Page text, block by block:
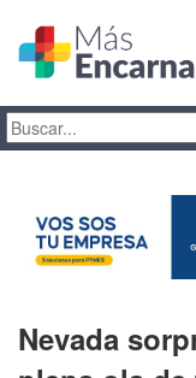
Nevada